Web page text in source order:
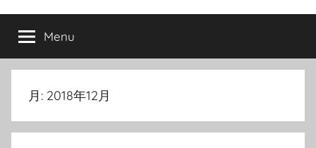
Menu
月: 2018年12月